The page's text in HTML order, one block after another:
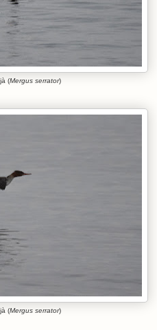
(Mergus serrator)
(Mergus serrator)